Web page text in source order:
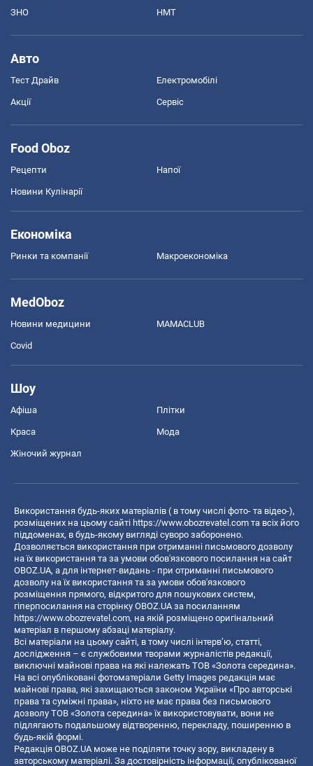
ЗНО НМТ
Авто
Тест Драйв Електромобілі
Акції Сервіс
Food Oboz
Рецепти Напої
Новини Кулінарії
Економіка
Ринки та компанії Макроекономіка
MedOboz
Новини медицини MAMACLUB
Covid
Шоу
Афіша Плітки
Краса Мода
Жіночий журнал
Використання будь-яких матеріалів ( в тому числі фото- та відео-),
розміщених на цьому сайті https://www.obozrevatel.com та всіх його
піддоменах, в будь-якому вигляді суворо заборонено.
Дозволяється використання при отриманні письмового дозволу
на їх використання та за умови обов'язкового посилання на сайт
OBOZ.UA, а для інтернет-видань - при отриманні письмового
дозволу на їх використання та за умови обов'язкового
розміщення прямого, відкритого для пошукових систем,
гіперпосилання на сторінку OBOZ.UA за посиланням
https://www.obozrevatel.com, на якій розміщено оригінальний
матеріал в першому абзаці матеріалу.
Всі матеріали на цьому сайті, в тому числі інтерв’ю, статті,
дослідження – є службовими творами журналістів редакції,
виключні майнові права на які належать ТОВ «Золота середина».
На всі опубліковані фотоматеріали Getty Images редакція має
майнові права, які захищаються законом України «Про авторські
права та суміжні права», ніхто не має права без письмового
дозволу ТОВ «Золота середина» їх використовувати, вони не
підлягають подальшому відтворенню, перекладу, поширенню в
будь-якій формі.
Редакція OBOZ.UA може не поділяти точку зору, викладену в
авторському матеріалі. За достовірність інформації, опублікованої